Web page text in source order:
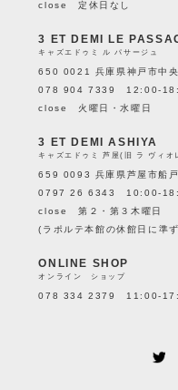
close 定休日なし
3 ET DEMI LE
キャズエドゥミ ル パサージュ
650 0021 兵庫県神戸市中
078 904 7339 12:00-
close 火曜日・水曜日
3 ET DEMI ASHIYA
キャズエドゥミ 芦屋(旧 ラ ヴィオ
659 0093 兵庫県芦屋市船
0797 26 6343 10:00-
close 第２・第３木曜日
(ラポルテ本館の休館日に準
ONLINE SHOP
オンライン ショップ
078 334 2379 11:00-